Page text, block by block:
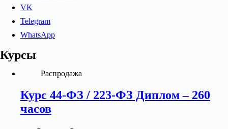
VK
Telegram
WhatsApp
Курсы
Распродажа
Курс 44-ФЗ / 223-ФЗ Диплом – 260
часов